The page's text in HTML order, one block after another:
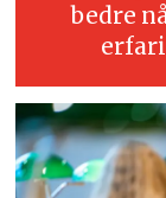
bedre